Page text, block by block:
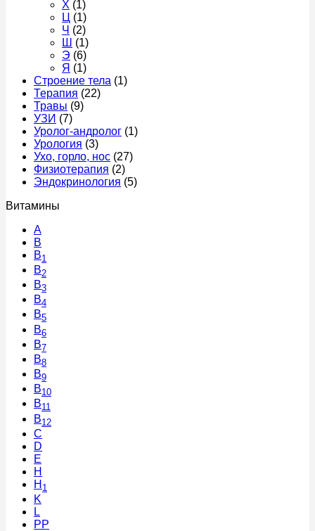
Х (1)
Ц (1)
Ч (2)
Ш
(1)
Э (6)
Я (1)
Строение тела (1)
Терапия (22)
Травы (9)
УЗИ (7)
Уролог-андролог (1)
Урология (3)
Ухо, горло, нос (27)
Физиотерапия (2)
Эндокринология (5)
Витамины
A
В
B1
B2
B3
B4
B5
B6
B7
B8
B9
B10
B11
B12
C
D
E
H
H 1
K
L
PP